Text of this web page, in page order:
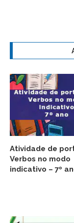
Atividade de
Verbos no modo
indicativo – 7º